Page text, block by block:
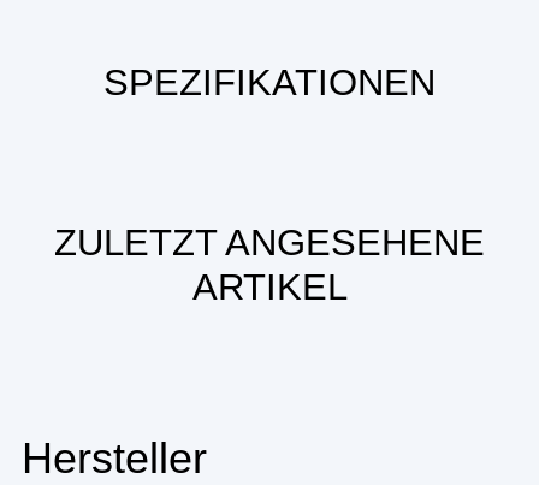
SPEZIFIKATIONEN
ZULETZT ANGESEHENE
ARTIKEL
Hersteller